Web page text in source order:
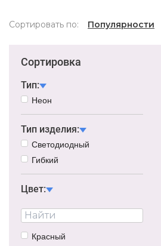
Сортировать по: Популярности
Сортировка
Тип:
Неон
Тип изделия:
Светодиодный
Гибкий
Цвет:
Красный